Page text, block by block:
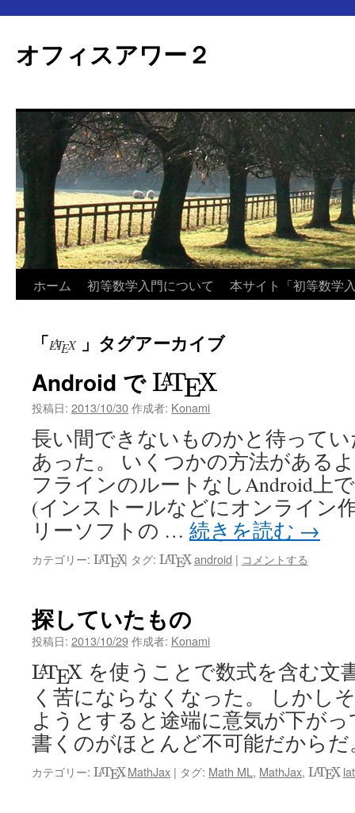
オフィスアワー２
ツ
ス
プ
ホーム 初等数学入門について 本サイト「初等数学
「LATEX
LA TE X」タグアーカイブ
Android でLATEX
LATEX
投稿日: 2013/10/30作成者: Konami
長い間できないものかと待って
あった。 いくつかの方法があ
フラインのルートなしAndroid
(インストールなどにオンライン
リーソフトの … 続きを読む →
カテゴリー: LATEX
LATEX
| タグ: LATEX
LATEX
,android | コメントする
探していたもの
投稿日: 2013/10/29作成者: Konami
LATEX
LATE X
を使うことで数式を含む文
く苦にならなくなった。 しかし
ようとすると途端に意気が下が
書くのがほとんど不可能だからだ
カテゴリー: LATEX
LATEX
,MathJax | タグ: Math ML , MathJax,LATEX
LATEX
,